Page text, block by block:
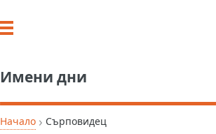
Имени дни
Начало › Сърповидец